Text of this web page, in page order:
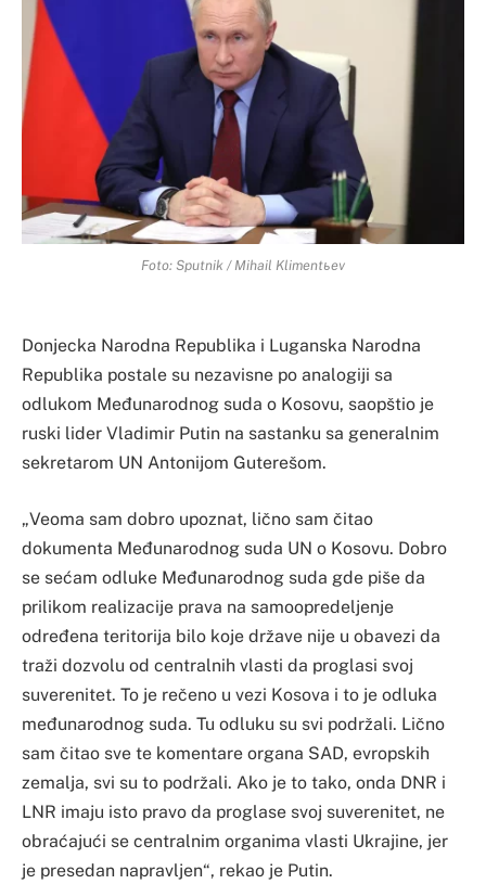
Foto: Sputnik / Mihail Klimentьev
Donjecka Narodna Republika i Luganska Narodna
Republika postale su nezavisne po analogiji sa
odlukom Međunarodnog suda o Kosovu, saopštio je
ruski lider Vladimir Putin na sastanku sa generalnim
sekretarom UN Antonijom Guterešom.
„Veoma sam dobro upoznat, lično sam čitao
dokumenta Međunarodnog suda UN o Kosovu. Dobro
se sećam odluke Međunarodnog suda gde piše da
prilikom realizacije prava na samoopredeljenje
određena teritorija bilo koje države nije u obavezi da
traži dozvolu od centralnih vlasti da proglasi svoj
suverenitet. To je rečeno u vezi Kosova i to je odluka
međunarodnog suda. Tu odluku su svi podržali. Lično
sam čitao sve te komentare organa SAD, evropskih
zemalja, svi su to podržali. Ako je to tako, onda DNR i
LNR imaju isto pravo da proglase svoj suverenitet, ne
obraćajući se centralnim organima vlasti Ukrajine, jer
je presedan napravljen“, rekao je Putin.